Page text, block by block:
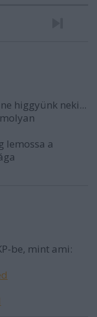
higgyünk neki...
lemossa a
be, mint ami: